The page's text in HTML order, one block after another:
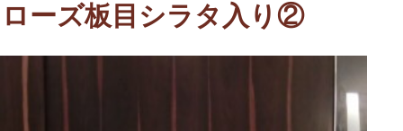
ローズ板目シラタ入り②